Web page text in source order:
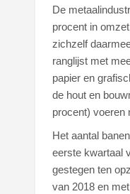
De
procent in
zichzelf
ranglijst met
papier en
de hout en
procent) voeren
Het aantal
eerste kwartaal
gestegen ten
van 2018 en